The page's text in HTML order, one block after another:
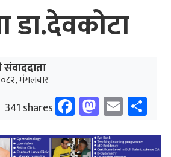
डा.देवकोटा
मंगलवार
341 shares Facebook
Email